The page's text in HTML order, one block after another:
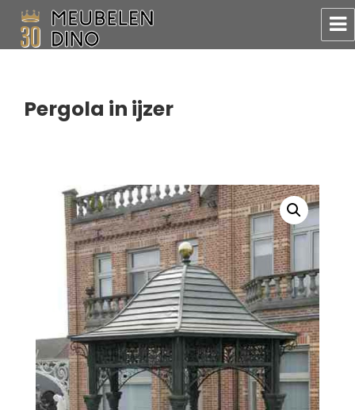
Pergola in ijzer